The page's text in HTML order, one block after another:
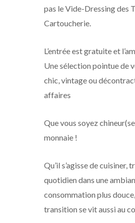
pas le Vide-Dressing des
Cartoucherie.
L’entrée est gratuite et
Une sélection pointue de
chic, vintage ou
affaires
Que vous soyez
monnaie !
Qu’il s’agisse de
quotidien dans une
consommation plus
transition se vit aussi au